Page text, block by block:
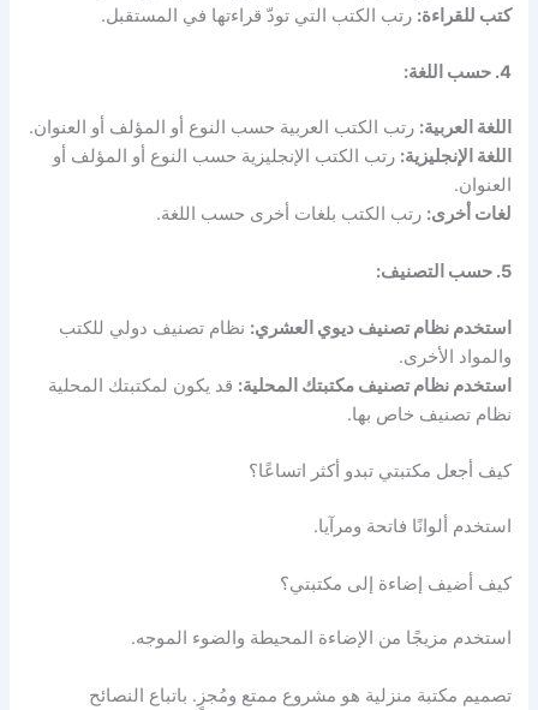
كتب للقراءة: رتب الكتب التي تودّ قراءتها في المستقبل.
4. حسب اللغة:
اللغة العربية: رتب الكتب العربية حسب النوع أو المؤلف أو العنوان.
اللغة الإنجليزية: رتب الكتب الإنجليزية حسب النوع أو المؤلف أو
العنوان.
لغات أخرى: رتب الكتب بلغات أخرى حسب اللغة.
5. حسب التصنيف:
استخدم نظام تصنيف ديوي العشري: نظام تصنيف دولي للكتب
والمواد الأخرى.
استخدم نظام تصنيف مكتبتك المحلية: قد يكون لمكتبتك المحلية
نظام تصنيف خاص بها.
كيف أجعل مكتبتي تبدو أكثر اتساعًا؟
استخدم ألوانًا فاتحة ومرآيا.
كيف أضيف إضاءة إلى مكتبتي؟
استخدم مزيجًا من الإضاءة المحيطة والضوء الموجه.
تصميم مكتبة منزلية هو مشروع ممتع ومُجزٍ. باتباع النصائح